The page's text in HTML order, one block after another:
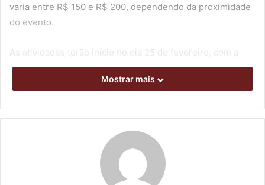
varia entre R$ 150 e R$ 200, dependendo da proximidade
do evento.
As atividades terão início no dia 25 de fevereiro, com a
chegada e recepção dos participantes. Nos dias
seguintes, haverá uma gincana de motonetas, um passeio
no dia 28, será feita às 15h30 a tradicional “corrida das
Vespas e Lambrettas”, em um evento aberto ao público, no
Autódromo Ayrton Senna.
Mostrar mais